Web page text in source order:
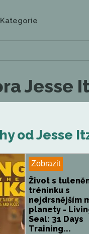
Kategorie
Jesse
od Jesse
Zobrazit
Život s
tréninku s
nejdrsnějším
planety -
Seal: 31 Days
Training...